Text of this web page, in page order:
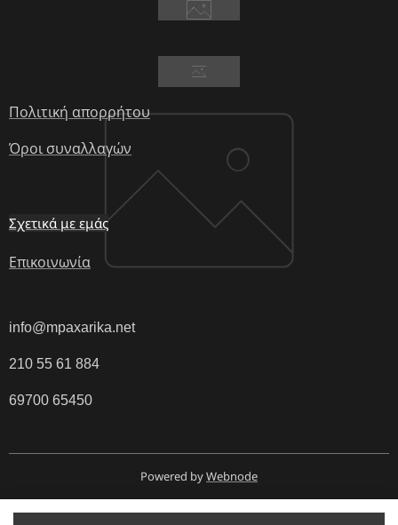
Πολιτική απορρήτου
Όροι συναλλαγών
Σχετικά με εμάς
Επικοινωνία
info@mpaxarika.net
210 55 61 884
69700 65450
Powered byWebnode